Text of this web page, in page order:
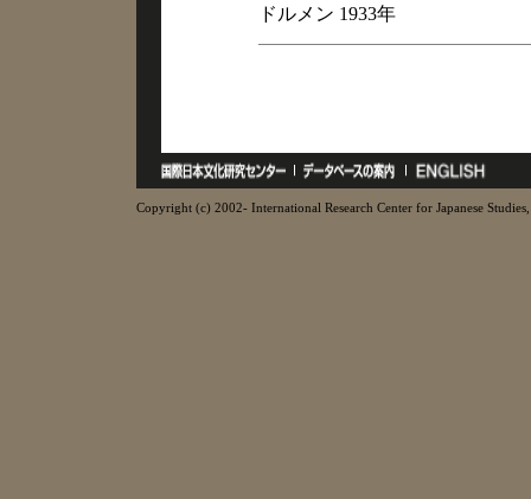
ドルメン 1933年
Copyright (c) 2002- International Research Center for Japanese